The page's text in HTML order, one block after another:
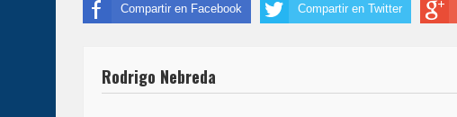
Compartir en Facebook Compartir en Twitter
Rodrigo Nebreda